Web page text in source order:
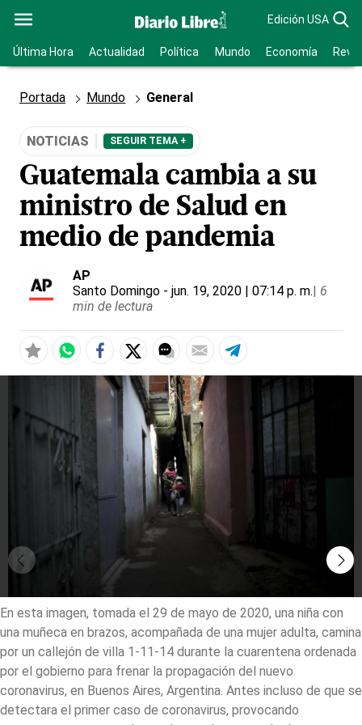
Edición USA
Última Hora Actualidad Política Mundo Economía
Portada Mundo General
NOTICIAS SEGUIR TEMA +
Guatemala cambia a su
ministro de Salud en
medio de pandemia
AP
Santo Domingo - jun. 19, 2020 | 07:14 p. m.| 6
min de lectura
En esta imagen, tomada el 29 de mayo de 2020, una niña con
una muñeca en brazos, acompañada de una mujer adulta, camina
por un callejón de villa 1-11-14 durante la cuarentena ordenada
por el gobierno para frenar la propagación del nuevo
coronavirus, en Buenos Aires, Argentina. Antes incluso de que se
detectara el primer caso de coronavirus, provocando